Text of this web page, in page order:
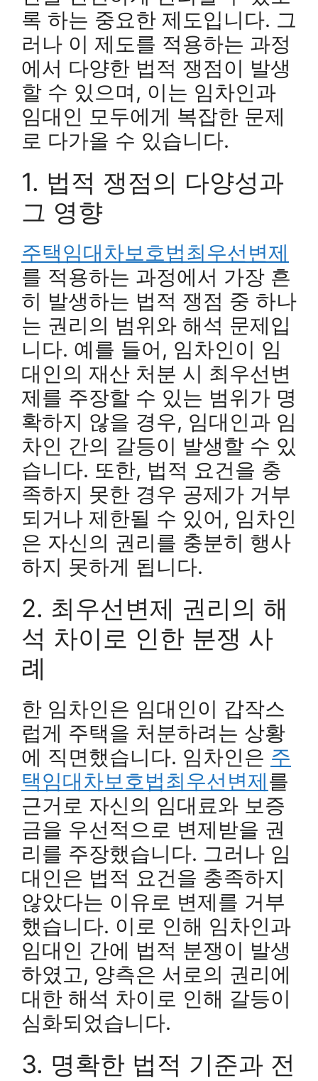
록 하는 중요한 제도입니다. 그
러나 이 제도를 적용하는 과정
에서 다양한 법적 쟁점이 발생
할 수 있으며, 이는 임차인과
임대인 모두에게 복잡한 문제
로 다가올 수 있습니다.
1. 법적 쟁점의 다양성과
그 영향
주택임대차보호법최우선변제
를 적용하는 과정에서 가장 흔
히 발생하는 법적 쟁점 중 하나
는 권리의 범위와 해석 문제입
니다. 예를 들어, 임차인이 임
대인의 재산 처분 시 최우선변
제를 주장할 수 있는 범위가 명
확하지 않을 경우, 임대인과 임
차인 간의 갈등이 발생할 수 있
습니다. 또한, 법적 요건을 충
족하지 못한 경우 공제가 거부
되거나 제한될 수 있어, 임차인
은 자신의 권리를 충분히 행사
하지 못하게 됩니다.
2. 최우선변제 권리의 해
석 차이로 인한 분쟁 사
례
한 임차인은 임대인이 갑작스
럽게 주택을 처분하려는 상황
에 직면했습니다. 임차인은 주
택임대차보호법최우선변제를
근거로 자신의 임대료와 보증
금을 우선적으로 변제받을 권
리를 주장했습니다. 그러나 임
대인은 법적 요건을 충족하지
않았다는 이유로 변제를 거부
했습니다. 이로 인해 임차인과
임대인 간에 법적 분쟁이 발생
하였고, 양측은 서로의 권리에
대한 해석 차이로 인해 갈등이
심화되었습니다.
3. 명확한 법적 기준과 전